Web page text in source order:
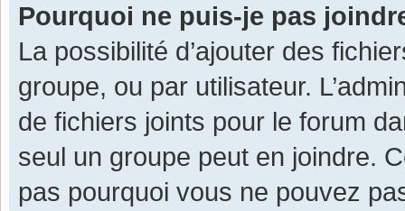
Pourquoi ne puis-je pas
La possibilité d’ajouter des
groupe, ou par utilisateur.
de fichiers joints pour le forum
seul un groupe peut en joindre.
pas pourquoi vous ne pouvez